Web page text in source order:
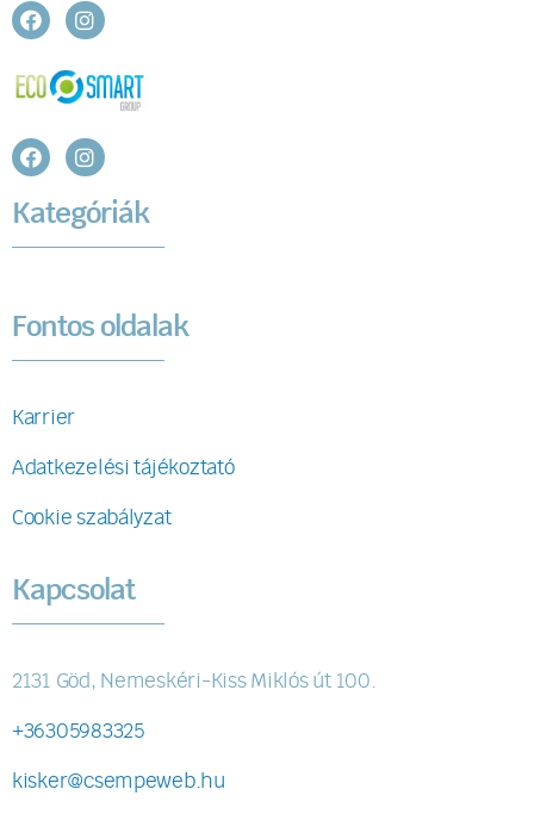
Kategóriák
Fontos oldalak
Karrier
Adatkezelési tájékoztató
Cookie szabályzat
Kapcsolat
2131 Göd, Nemeskéri-Kiss Miklós út 100.
+36305983325
kisker@csempeweb.hu